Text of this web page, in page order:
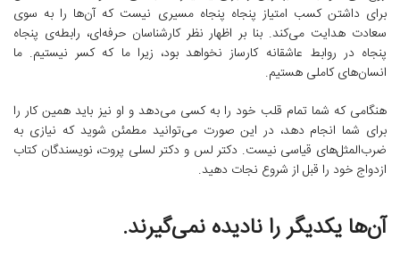
برای داشتن کسب امتیاز پنجاه پنجاه مسیری نیست که آن‌ها را به سوی
سعادت هدایت می‌کند. بنا بر اظهار نظر کارشناسان حرفه‌ای‌، رابطه‌ی پنجاه
پنجاه در روابط عاشقانه کارساز نخواهد بود، زیرا ما که کسر نیستیم. ما
انسان‌های کاملی هستیم.
هنگامی که شما تمام قلب خود را به کسی می‌دهد و او نیز باید همین کار را
برای شما انجام ‌دهد، در این صورت می‌توانید مطمئن شوید که نیازی به
ضرب‌المثل‌های قیاسی نیست. دکتر لس و دکتر لسلی پروت، نویسندگان کتاب
ازدواج خود را قبل از شروع نجات دهید.
آن‌ها یکدیگر را نادیده نمی‌گیرند.